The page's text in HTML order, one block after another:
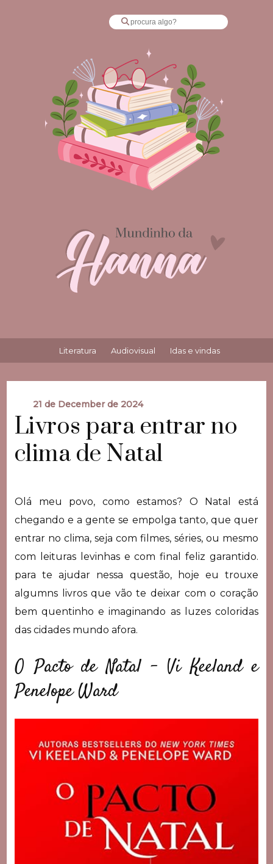
Literatura Audiovisual Idas e vindas
21 de December de 2024
Livros para entrar no
clima de Natal
Olá meu povo, como estamos? O Natal está
chegando e a gente se empolga tanto, que quer
entrar no clima, seja com filmes, séries, ou mesmo
com leituras levinhas e com final feliz garantido.
para te ajudar nessa questão, hoje eu trouxe
algumns livros que vão te deixar com o coração
bem quentinho e imaginando as luzes coloridas
das cidades mundo afora.
O Pacto de Natal – Vi Keeland e
Penelope Ward